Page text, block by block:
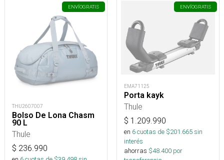
ENVÍOGRATIS
THU2607007
Bolso De Lona Chasm
90 L
Thule
$ 236.990
ENVÍOGRATIS
EMA71125
Porta kayk
Thule
$ 1.209.990
en 6cuotas de $201.665sin
interés
ahorras $48.400 por